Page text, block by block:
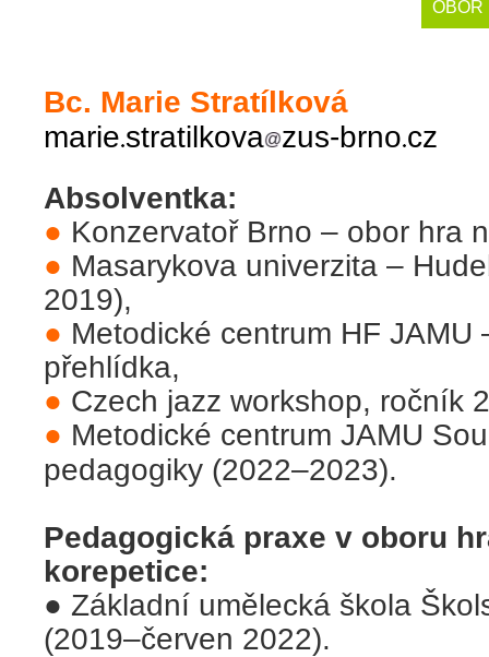
OBOR
Bc. Marie Stratílková
marie stratilkova zus-brno cz
Absolventka:
● Konzervatoř Brno – obor hra
● Masarykova univerzita –
2019),
● Metodické centrum HF JAMU
přehlídka,
● Czech jazz workshop, ročník
● Metodické centrum JAMU
pedagogiky (2022–2023).
Pedagogická praxe v oboru
korepetice:
● Základní umělecká škola
(2019–červen 2022).